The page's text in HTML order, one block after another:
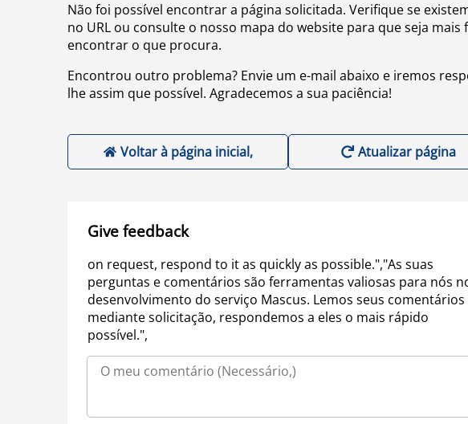
Não foi possível encontrar a página solicitada. Verifique se
no URL ou consulte o nosso mapa do website para que seja mais
encontrar o que procura.
Encontrou outro problema? Envie um e-mail abaixo e iremos
lhe assim que possível. Agradecemos a sua paciência!
Voltar à página inicial, Atualizar página
Give feedback
on request, respond to it as quickly as possible.","As suas
perguntas e comentários são ferramentas valiosas para nós
desenvolvimento do serviço Mascus. Lemos seus comentários
mediante solicitação, respondemos a eles o mais rápido
possível.",